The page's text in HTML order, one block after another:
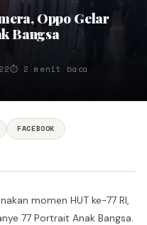
Oppo Gelar
Bangsa
⏱ 2 menit baca
FACEBOOK
momen HUT ke-77 RI,
77 Portrait Anak Bangsa.